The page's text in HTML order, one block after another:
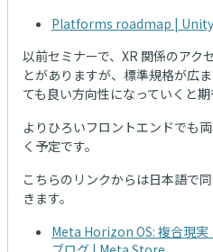
Platforms roadmap | Unity
以前セミナーで、XR 関係のアク
とがありますが、標準規格が広
ても良い方向性になっていくと期
よりひろいフロントエンドでも
く予定です。
こちらのリンクからは日本語で
きます。
Meta Horizon OS: 複合現